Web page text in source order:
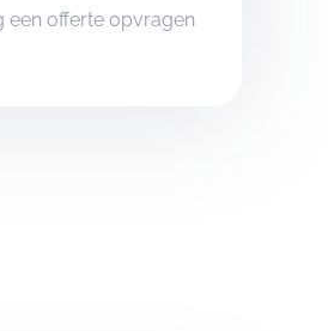
een offerte opvragen